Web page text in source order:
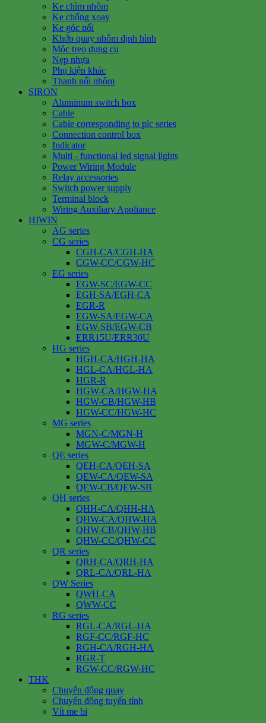
Ke chìm nhôm
Ke chống xoay
Ke góc nổi
Khớp quay nhôm định hình
Móc treo dụng cụ
Nẹp nhựa
Phụ kiện khác
Thanh nối nhôm
SIRON
Aluminum switch box
Cable
Cable corresponding to plc series
Connection control box
Indicator
Multi - functional led signal lights
Power Wiring Module
Relay accessories
Switch power supply
Terminal block
Wiring Auxiliary Appliance
HIWIN
AG series
CG series
CGH-CA/CGH-HA
CGW-CC/CGW-HC
EG series
EGW-SC/EGW-CC
EGH-SA/EGH-CA
EGR-R
EGW-SA/EGW-CA
EGW-SB/EGW-CB
ERR15U/ERR30U
HG series
HGH-CA/HGH-HA
HGL-CA/HGL-HA
HGR-R
HGW-CA/HGW-HA
HGW-CB/HGW-HB
HGW-CC/HGW-HC
MG series
MGN-C/MGN-H
MGW-C/MGW-H
QE series
QEH-CA/QEH-SA
QEW-CA/QEW-SA
QEW-CB/QEW-SB
QH series
QHH-CA/QHH-HA
QHW-CA/QHW-HA
QHW-CB/QHW-HB
QHW-CC/QHW-CC
QR series
QRH-CA/QRH-HA
QRL-CA/QRL-HA
QW Series
QWH-CA
QWW-CC
RG series
RGL-CA/RGL-HA
RGF-CC/RGF-HC
RGH-CA/RGH-HA
RGR-T
RGW-CC/RGW-HC
THK
Chuyển động quay
Chuyển động tuyến tính
Vít me bi